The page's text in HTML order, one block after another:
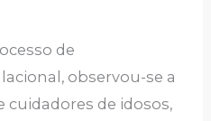
de
observou-se a
cuidadores de idosos,